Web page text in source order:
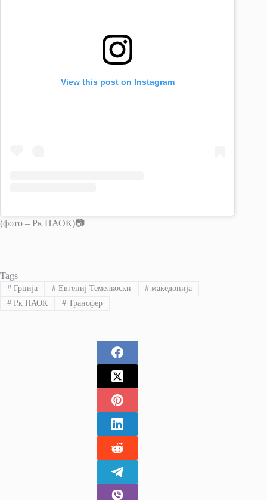
View this post on Instagram
(фото – Рк ПАОК)📷
Tags
#Грција #Евгениј Темелкоски # македонија
#Рк ПАОК #Трансфер